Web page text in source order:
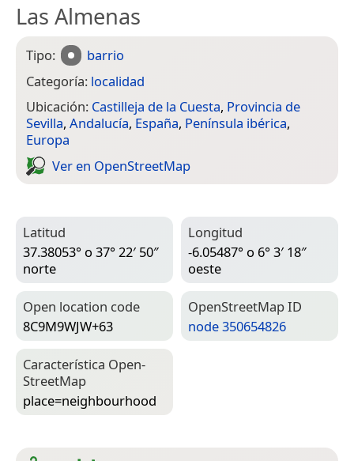
Las Almenas
Tipo:
barrio
Categoría: localidad
Ubicación: Castilleja de la Cuesta, Provincia de
Sevilla, Andalucía, España, Península ibérica,
Europa
Ver en Open­Street­Map
Latitud
37.38053° o 37° 22′ 50″
norte
Longitud
-6.05487° o 6° 3′ 18″
oeste
Open location code
8C9M9WJW+63
Open­Street­Map ID
node 350654826
Característica Open­
Street­Map
place=­neighbourhood